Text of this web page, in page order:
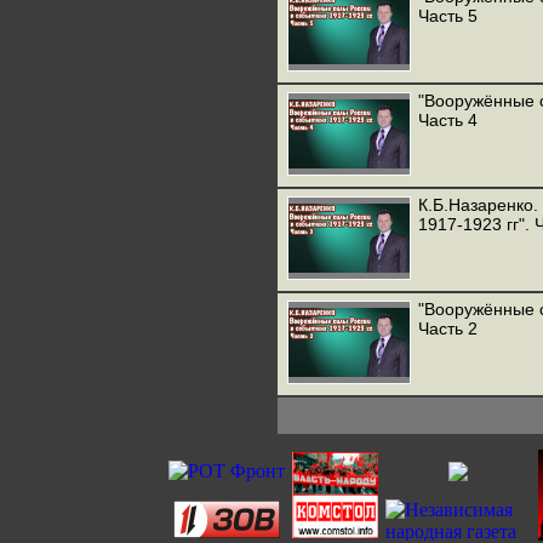
Часть 5
"Вооружённые
Часть 4
1917-1923 гг".
"Вооружённые
Часть 2